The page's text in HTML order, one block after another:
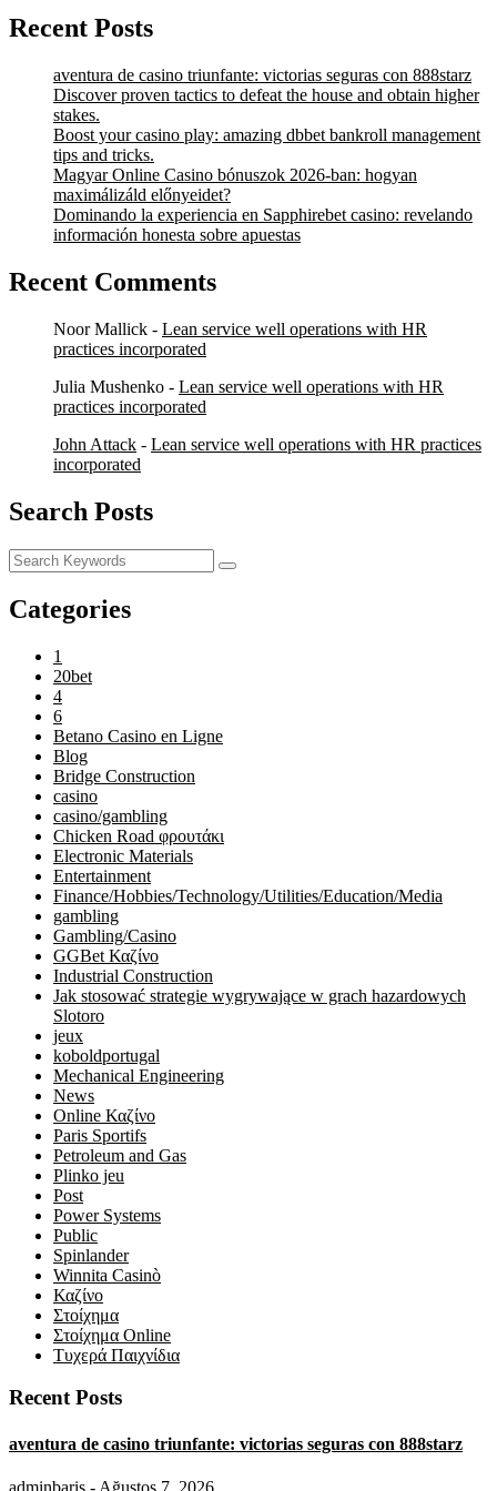
Recent Posts
aventura de casino triunfante: victorias seguras con 888starz
Discover proven tactics to defeat the house and obtain higher
stakes.
Boost your casino play: amazing dbbet bankroll management
tips and tricks.
Magyar Online Casino bónuszok 2026-ban: hogyan
maximálizáld előnyeidet?
Dominando la experiencia en Sapphirebet casino: revelando
información honesta sobre apuestas
Recent Comments
Noor Mallick - Lean service well operations with HR
practices incorporated
Julia Mushenko - Lean service well operations with HR
practices incorporated
John Attack - Lean service well operations with HR practices
incorporated
Search Posts
Categories
1
20bet
4
6
Betano Casino en Ligne
Blog
Bridge Construction
casino
casino/gambling
Chicken Road φρουτάκι
Electronic Materials
Entertainment
Finance/Hobbies/Technology/Utilities/Education/Media
gambling
Gambling/Casino
GGBet Καζίνο
Industrial Construction
Jak stosować strategie wygrywające w grach hazardowych
Slotoro
jeux
koboldportugal
Mechanical Engineering
News
Online Καζίνο
Paris Sportifs
Petroleum and Gas
Plinko jeu
Post
Power Systems
Public
Spinlander
Winnita Casinò
Καζίνο
Στοίχημα
Στοίχημα Online
Τυχερά Παιχνίδια
Recent Posts
aventura de casino triunfante: victorias seguras con 888starz
adminbaris - Ağustos 7, 2026